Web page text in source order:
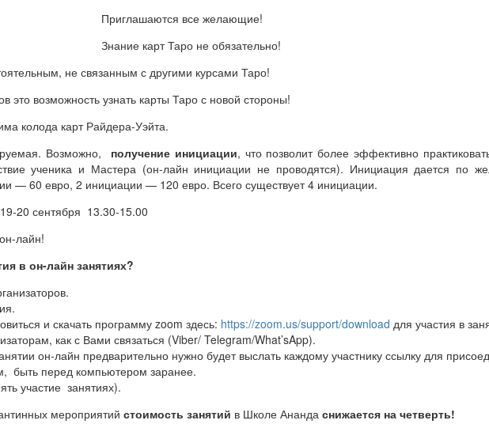
Приглашаются все желающие!
Знание карт Таро не обязательно!
не связанным с другими курсами Таро!
это возможность узнать карты Таро с новой стороны!
колода карт Райдера-Уэйта.
Возможно, получение инициации, что позволит более эффективно
ученика и Мастера (он-лайн инициации не проводятся). Инициация дается по
— 60 евро, 2 инициации — 120 евро. Всего существует 4 инициации.
19-20 сентября 13.30-15.00
он-лайн!
в он-лайн занятиях?
и скачать программу zoom здесь: https://zoom.us/support/download для участия в
как с Вами связаться (Viber/ Telegram/What’sApp).
он-лайн предварительно нужно будет выслать каждому участнику ссылку для
быть перед компьютером заранее.
участие занятиях).
мероприятий стоимость занятий в Школе Ананда снижается на четверть!